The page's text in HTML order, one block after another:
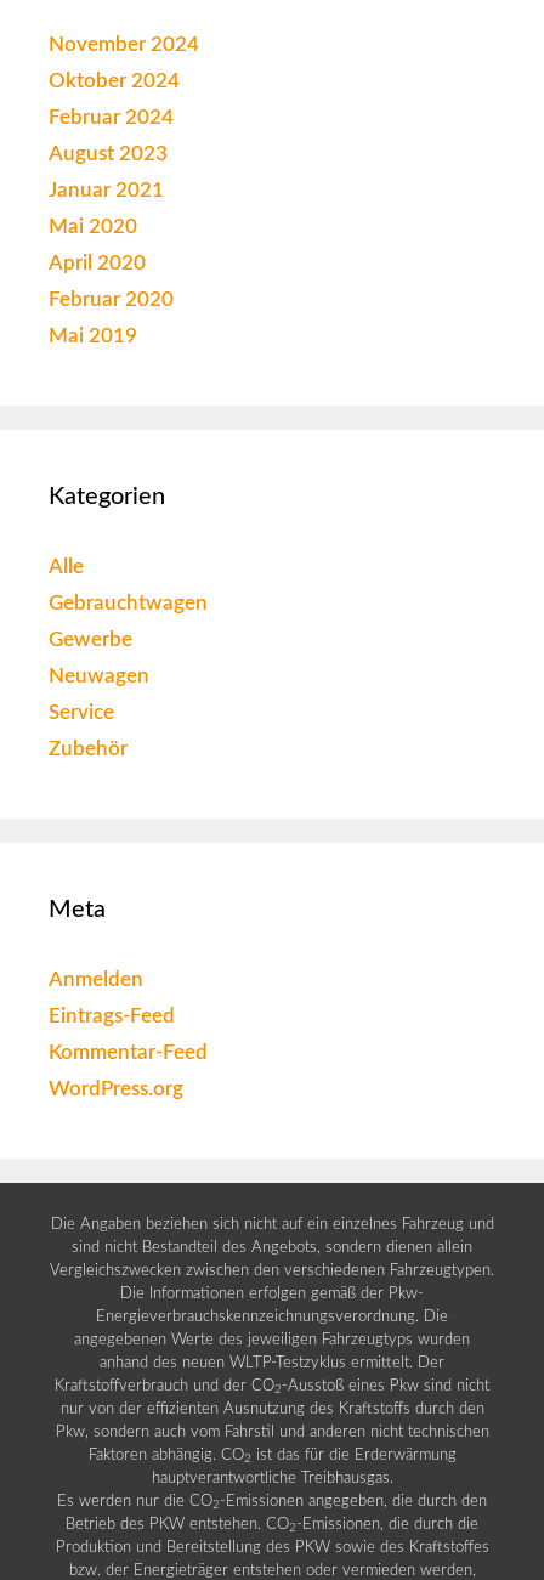
November 2024
Oktober 2024
Februar 2024
August 2023
Januar 2021
Mai 2020
April 2020
Februar 2020
Mai 2019
Kategorien
Alle
Gebrauchtwagen
Gewerbe
Neuwagen
Service
Zubehör
Meta
Anmelden
Eintrags-Feed
Kommentar-Feed
WordPress.org
Die Angaben beziehen sich nicht auf ein einzelnes Fahrzeug und
sind nicht Bestandteil des Angebots, sondern dienen allein
Vergleichszwecken zwischen den verschiedenen Fahrzeugtypen.
Die Informationen erfolgen gemäß der Pkw-
Energieverbrauchskennzeichnungsverordnung. Die
angegebenen Werte des jeweiligen Fahrzeugtyps wurden
anhand des neuen WLTP-Testzyklus ermittelt. Der
Kraftstoffverbrauch und der CO2 -Ausstoß eines Pkw sind nicht
nur von der effizienten Ausnutzung des Kraftstoffs durch den
Pkw, sondern auch vom Fahrstil und anderen nicht technischen
Faktoren abhängig. CO2 ist das für die Erderwärmung
hauptverantwortliche Treibhausgas.
Es werden nur die CO2 -Emissionen angegeben, die durch den
Betrieb des PKW entstehen. CO2 -Emissionen, die durch die
Produktion und Bereitstellung des PKW sowie des Kraftstoffes
bzw. der Energieträger entstehen oder vermieden werden,